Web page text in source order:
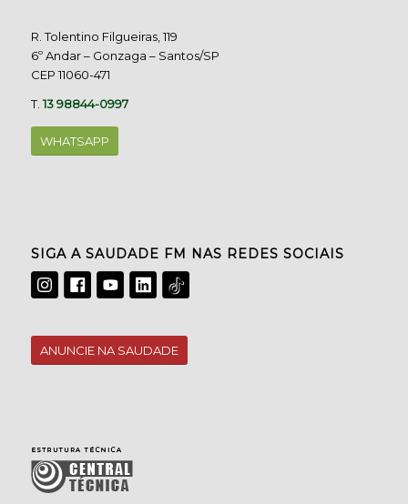
R. Tolentino Filgueiras, 119
6º Andar – Gonzaga – Santos/SP
CEP 11060-471
T.13 98844-0997
WHATSAPP
SIGA A SAUDADE FM NAS REDES SOCIAIS
ANUNCIE NA SAUDADE